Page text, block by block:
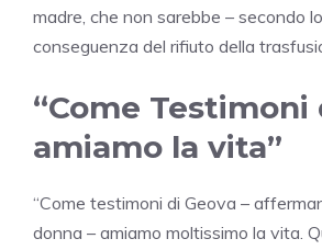
madre, che non sarebbe – secondo
conseguenza del rifiuto della
“Come Testimoni
amiamo la vita”
“Come testimoni di Geova –
donna – amiamo moltissimo la vita.